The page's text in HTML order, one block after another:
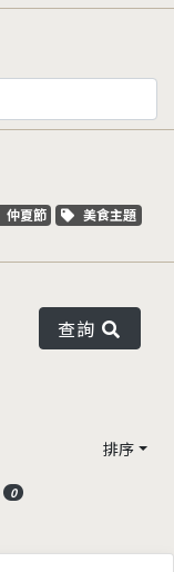
關鍵字標籤
仲夏節 關鍵字標籤
美食主題
查詢
排序
0